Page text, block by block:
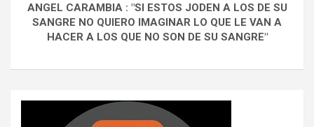
ANGEL CARAMBIA : "SI ESTOS JODEN A LOS DE SU
SANGRE NO QUIERO IMAGINAR LO QUE LE VAN A
HACER A LOS QUE NO SON DE SU SANGRE"